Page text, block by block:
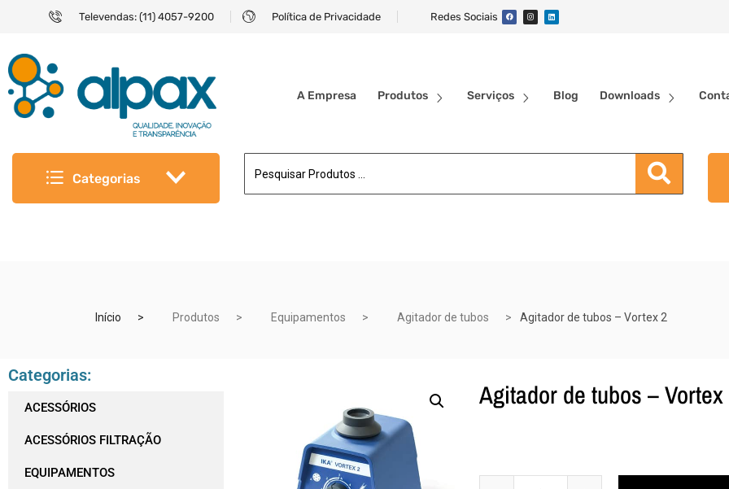
Televendas: (11) 4057-9200 Política de Privacidade Redes Sociais
A Empresa Produtos Serviços Blog Downloads
Categorias
Início Produtos Equipamentos Agitador de tubos Agitador de tubos – Vortex 2
Categorias:
ACESSÓRIOS
ACESSÓRIOS FILTRAÇÃO
EQUIPAMENTOS
Agitador de tubos – Vortex